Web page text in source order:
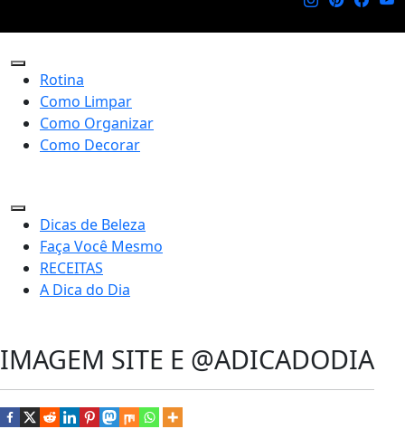
Rotina
Como Limpar
Como Organizar
Como Decorar
Dicas de Beleza
Faça Você Mesmo
RECEITAS
A Dica do Dia
IMAGEM SITE E @ADICADODIA